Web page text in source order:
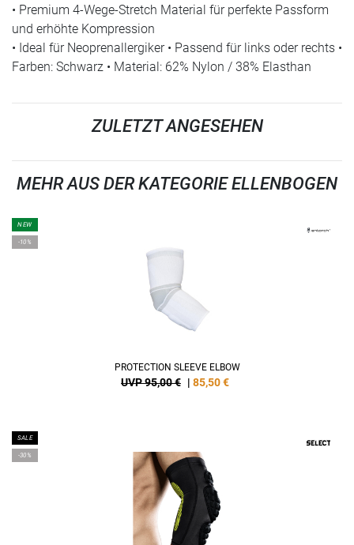
• Premium 4-Wege-Stretch Material für perfekte Passform
und erhöhte Kompression
• Ideal für Neoprenallergiker • Passend für links oder rechts •
Farben: Schwarz • Material: 62% Nylon / 38% Elasthan
ZULETZT ANGESEHEN
MEHR AUS DER KATEGORIE ELLENBOGEN
NEW
-10%
PROTECTION SLEEVE ELBOW
UVP 95,00 € | 85,50€
SALE
-30%